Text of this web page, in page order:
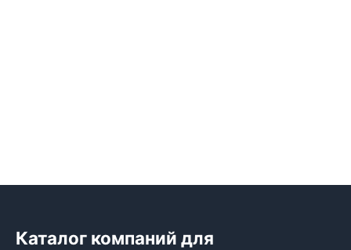
Каталог компаний для